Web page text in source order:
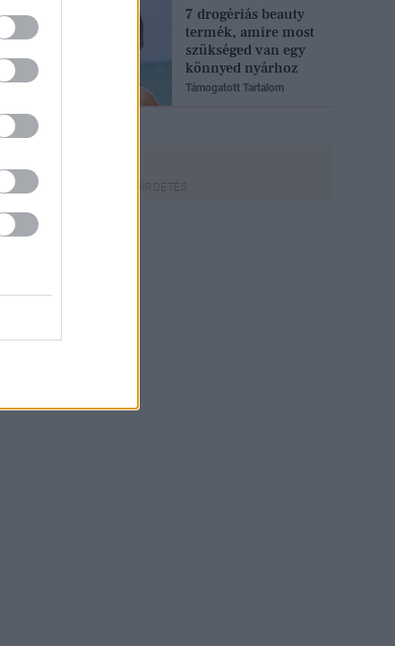
7 drogériás beauty
termék, amire most
szükséged van egy
könnyed nyárhoz
Támogatott Tartalom